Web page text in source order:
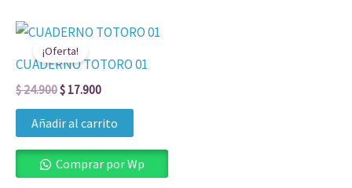
¡Oferta!
CUADERNO TOTORO 01
$24.900
El
original
era:
$ 24.900.
$ 17.900
El
actual
es:
$ 17.900.
Añadir al carrito
Comprar por Wp